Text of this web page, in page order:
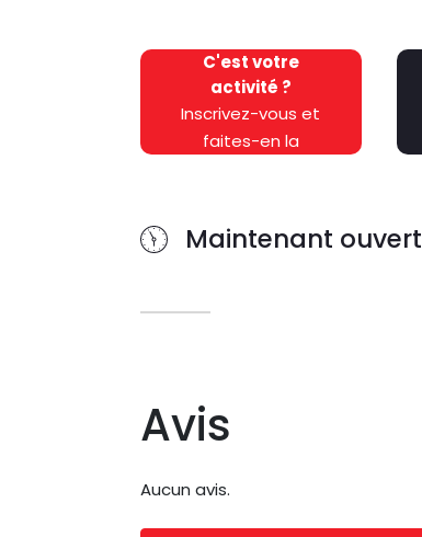
C'est votre
activité ?
Inscrivez-vous et
faites-en la
Maintenant ouvert
Avis
Aucun avis.